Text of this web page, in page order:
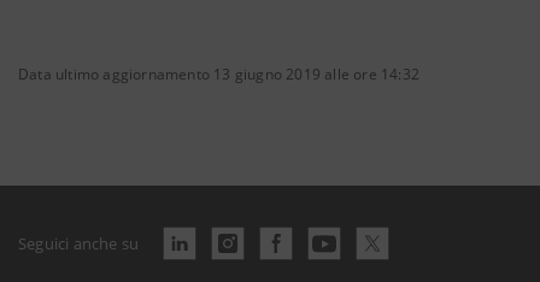
Data ultimo aggiornamento 13 giugno 2019 alle ore 14:32
Seguici anche su